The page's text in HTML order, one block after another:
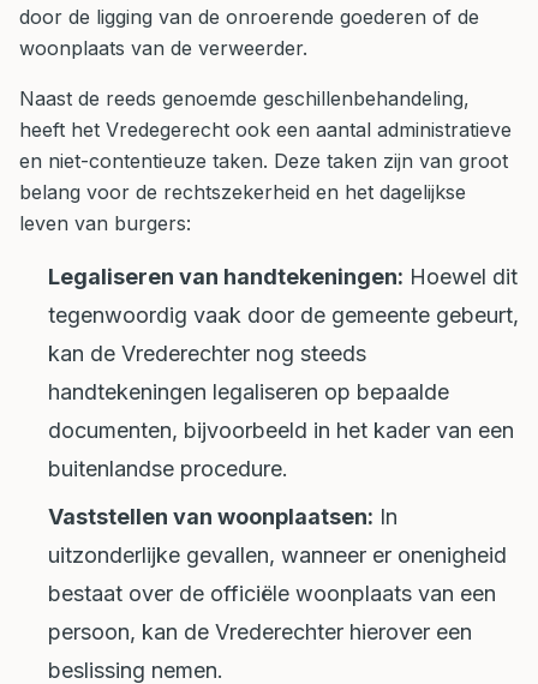
door de ligging van de onroerende goederen of de
woonplaats van de verweerder.
Naast de reeds genoemde geschillenbehandeling,
heeft het Vredegerecht ook een aantal administratieve
en niet-contentieuze taken. Deze taken zijn van groot
belang voor de rechtszekerheid en het dagelijkse
leven van burgers:
Legaliseren van handtekeningen: Hoewel dit
tegenwoordig vaak door de gemeente gebeurt,
kan de Vrederechter nog steeds
handtekeningen legaliseren op bepaalde
documenten, bijvoorbeeld in het kader van een
buitenlandse procedure.
Vaststellen van woonplaatsen: In
uitzonderlijke gevallen, wanneer er onenigheid
bestaat over de officiële woonplaats van een
persoon, kan de Vrederechter hierover een
beslissing nemen.